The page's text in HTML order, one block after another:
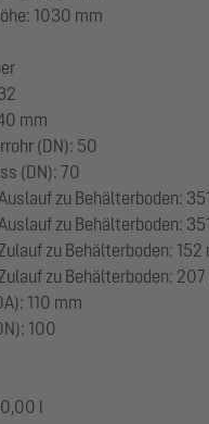
1030 mm
mm
(DN): 50
(DN): 70
zu Behälterboden:
zu Behälterboden:
zu Behälterboden: 152
zu Behälterboden: 207
110 mm
100
l